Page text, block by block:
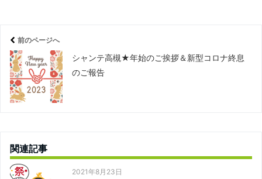
前のページへ
シャンテ高槻★年始のご挨拶＆新型コロナ終息
のご報告
関連記事
2021年8月23日